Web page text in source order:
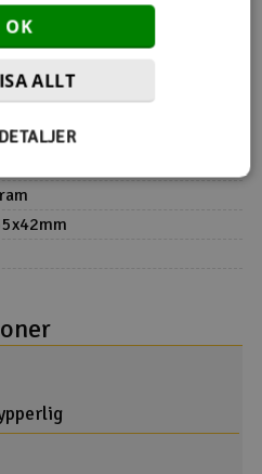
kompatibel med vanliga LiPo-
så att du kan ladda detta
LiPo-batterier.
OK
ALLT